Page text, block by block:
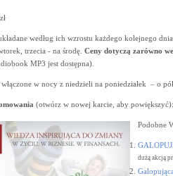
według ich wzrostu każdego kolejnego
trzecia - na środę. Ceny dotyczą zarówno
MP3 jest dostępna).
w nocy z niedzieli na poniedziałek – o
(otwórz w nowej karcie, aby powiększyć):
Podobne
dużą akcją